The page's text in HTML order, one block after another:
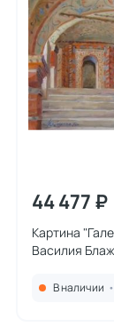
44 477 ₽
Картина
Василия
В наличии •